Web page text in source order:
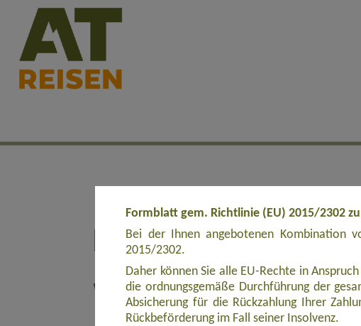
Formblatt gem. Richtlinie (EU) 2015/2302
Bei der Ihnen angebotenen Kombination
2015/2302.
Daher können Sie alle EU-Rechte in
die ordnungsgemäße Durchführung der
Absicherung für die Rückzahlung Ihrer
Rückbeförderung im Fall seiner Insolvenz.